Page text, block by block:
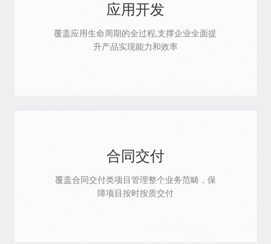
应用开发
覆盖应用生命周期的全过程,支撑企业全面提
升产品实现能力和效率
合同交付
覆盖合同交付类项目管理整个业务范畴，保
障项目按时按质交付